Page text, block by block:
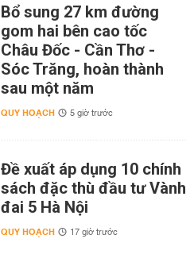
Bổ sung 27 km đường
gom hai bên cao tốc
Châu Đốc - Cần Thơ -
Sóc Trăng, hoàn thành
sau một năm
QUY HOẠCH 5 giờ trước
Đề xuất áp dụng 10 chính
sách đặc thù đầu tư Vành
đai 5 Hà Nội
QUY HOẠCH 17 giờ trước